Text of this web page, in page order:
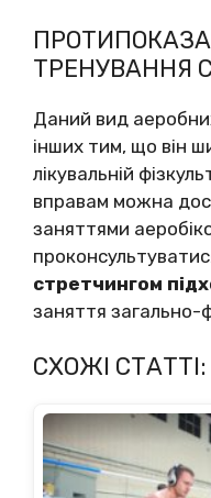
ТРЕНУВАННЯ
Даний вид
інших тим, що він
лікувальній
вправам можна
заняттями
стретчингом
заняття загально-
СХОЖІ СТАТТІ: